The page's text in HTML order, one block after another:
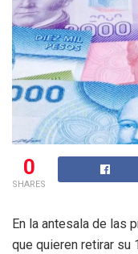
0
SHARES
En la antesala de las
que quieren retirar su